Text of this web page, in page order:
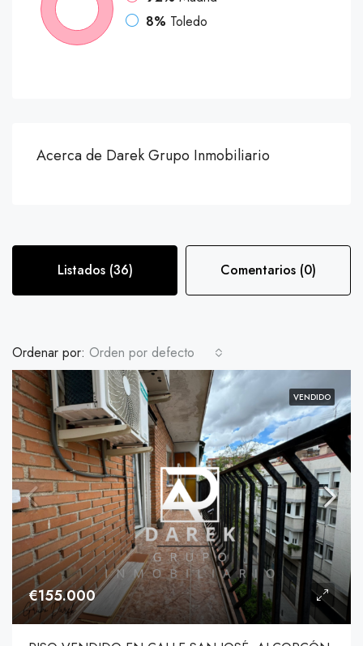
8% Toledo
Acerca de Darek Grupo Inmobiliario
Listados (36) Comentarios (0)
Ordenar por: Orden por defecto
VENDIDO
€155.000